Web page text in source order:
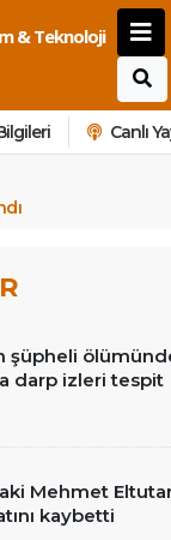
& Teknoloji
Canlı
şüpheli
darp izleri tespit
Mehmet
kaybetti